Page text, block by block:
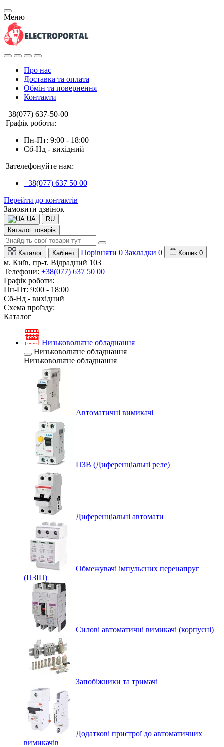
Меню
Про нас
Доставка та оплата
Обмін та повернення
Контакти
+38(077) 637-50-00
Графік роботи:
Пн-Пт: 9:00 - 18:00
Сб-Нд - вихідний
Зателефонуйте нам:
+38(077) 637 50 00
Перейти до контактів
Замовити дзвінок
UA
RU
Каталог товарів
Каталог Кабінет Порівняти 0 Закладки 0 Кошик 0
м. Київ, пр-т. Відрадний 103
Телефони: +38(077) 637 50 00
Графік роботи:
Пн-Пт: 9:00 - 18:00
Сб-Нд - вихідний
Схема проїзду:
Каталог
Низьковольтне обладнання
Низьковольтне обладнання
Низьковольтне обладнання
Автоматичні вимикачі
ПЗВ (Диференціальні реле)
Диференціальні автомати
Обмежувачі імпульсних перенапруг
(ПЗІП)
Силові автоматичні вимикачі (корпусні)
Запобіжники та тримачі
Додаткові пристрої до автоматичних
вимикачів